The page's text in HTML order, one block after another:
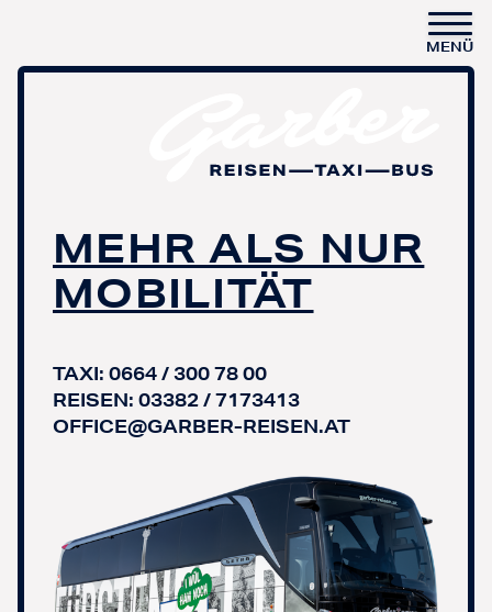
MENÜ
MEHR ALS NUR
MOBILITÄT
TAXI: 0664 / 300 78 00
REISEN: 03382 / 7173413
OFFICE@GARBER-REISEN.AT